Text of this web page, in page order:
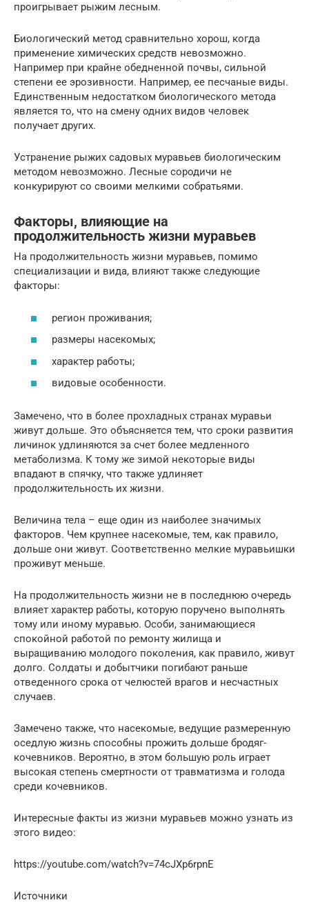
проигрывает рыжим лесным.
Биологический метод сравнительно хорош, когда
применение химических средств невозможно.
Например при крайне обедненной почвы, сильной
степени ее эрозивности. Например, ее песчаные виды.
Единственным недостатком биологического метода
является то, что на смену одних видов человек
получает других.
Устранение рыжих садовых муравьев биологическим
методом невозможно. Лесные сородичи не
конкурируют со своими мелкими собратьями.
Факторы, влияющие на
продолжительность жизни муравьев
На продолжительность жизни муравьев, помимо
специализации и вида, влияют также следующие
факторы:
регион проживания;
размеры насекомых;
характер работы;
видовые особенности.
Замечено, что в более прохладных странах муравьи
живут дольше. Это объясняется тем, что сроки развития
личинок удлиняются за счет более медленного
метаболизма. К тому же зимой некоторые виды
впадают в спячку, что также удлиняет
продолжительность их жизни.
Величина тела – еще один из наиболее значимых
факторов. Чем крупнее насекомые, тем, как правило,
дольше они живут. Соответственно мелкие муравьишки
проживут меньше.
На продолжительность жизни не в последнюю очередь
влияет характер работы, которую поручено выполнять
тому или иному муравью. Особи, занимающиеся
спокойной работой по ремонту жилища и
выращиванию молодого поколения, как правило, живут
долго. Солдаты и добытчики погибают раньше
отведенного срока от челюстей врагов и несчастных
случаев.
Замечено также, что насекомые, ведущие размеренную
оседлую жизнь способны прожить дольше бродяг-
кочевников. Вероятно, в этом большую роль играет
высокая степень смертности от травматизма и голода
среди кочевников.
Интересные факты из жизни муравьев можно узнать из
этого видео:
https://youtube.com/watch?v=74cJXp6rpnE
Источники